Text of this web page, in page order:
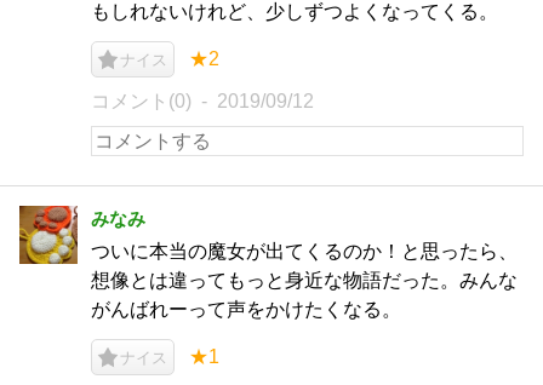
もしれないけれど、少しずつよくなってくる。
ナイス ★2
コメント(0) 2019/09/12
みなみ
ついに本当の魔女が出てくるのか！と思ったら、
想像とは違ってもっと身近な物語だった。みんな
がんばれーって声をかけたくなる。
ナイス ★1